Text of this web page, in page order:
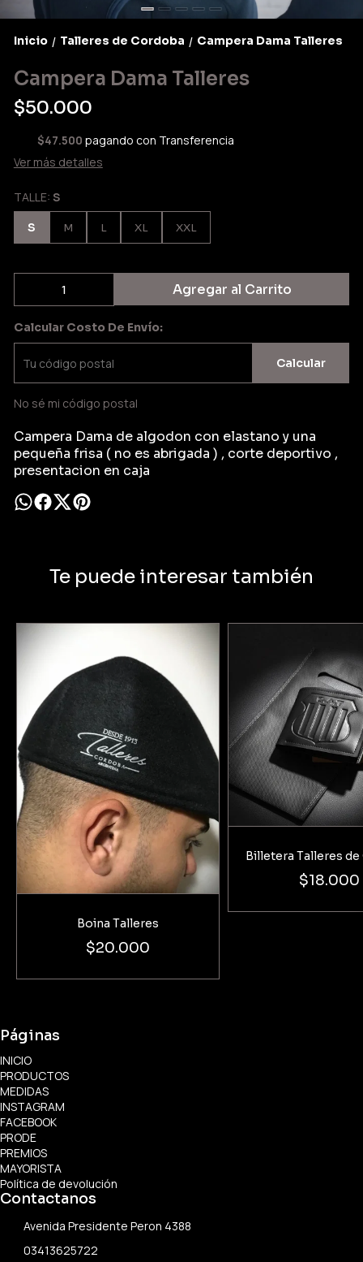
Inicio / Talleres de Cordoba / Campera Dama Talleres
Campera Dama Talleres
$50.000
$47.500 pagando con Transferencia
Ver más detalles
TALLE: S
S M L XL XXL
Agregar al Carrito
Calcular Costo De Envío:
Calcular
No sé mi código postal
Campera Dama de algodon con elastano y una
pequeña frisa ( no es abrigada ) , corte deportivo ,
presentacion en caja
Te puede interesar también
Boina Talleres
$20.000
Billetera Talleres
$18.000
Páginas
INICIO
PRODUCTOS
MEDIDAS
INSTAGRAM
FACEBOOK
PRODE
PREMIOS
MAYORISTA
Política de devolución
Contactanos
Avenida Presidente Peron 4388
03413625722